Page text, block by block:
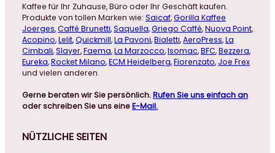
Kaffee für Ihr Zuhause, Büro oder Ihr Geschäft kaufen.
Produkte von tollen Marken wie: Saicaf,Gorilla Kaffee
Joerges,Caffé Brunetti,Saquella,Griego Caffé,Nuova Point,
Acopino,Lelit,Quickmill,La Pavoni,Bialetti,AeroPress,La
Cimbali,Slayer,Faema,La Marzocco,Isomac,BFC,Bezzera,
Eureka,Rocket Milano,ECM Heidelberg,Fiorenzato, Joe Frex
und vielen anderen.
Gerne beraten wir Sie persönlich.Rufen Sie uns einfach an
oder schreiben Sie uns eineE-Mail.
NÜTZLICHE SEITEN